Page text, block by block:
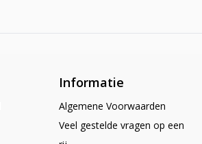
Informatie
Algemene Voorwaarden
Veel gestelde vragen op een